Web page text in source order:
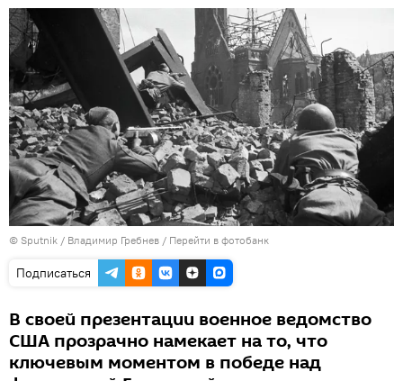
© Sputnik / Владимир Гребнев / Перейти в фотобанк
Подписаться
В своей презентации военное ведомство
США прозрачно намекает на то, что
ключевым моментом в победе над